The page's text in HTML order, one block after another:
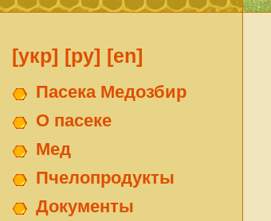
[укр] [ру] [en]
Пасека Медозбир
О пасеке
Мед
Пчелопродукты
Документы